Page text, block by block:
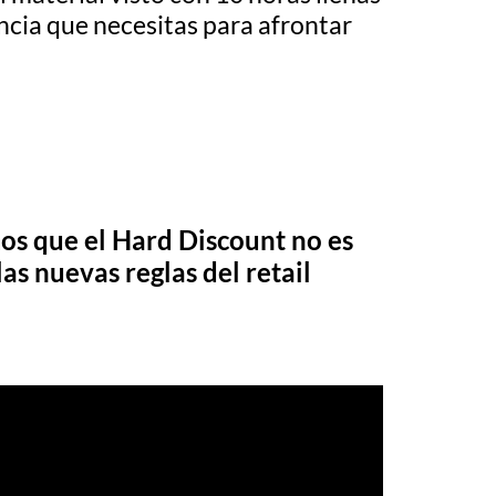
que necesitas para afrontar
que el Hard Discount no es
nuevas reglas del retail